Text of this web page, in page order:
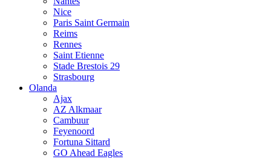
Nice
Paris Saint Germain
Reims
Rennes
Saint Etienne
Stade Brestois 29
Strasbourg
Olanda
Ajax
AZ Alkmaar
Cambuur
Feyenoord
Fortuna Sittard
GO Ahead Eagles